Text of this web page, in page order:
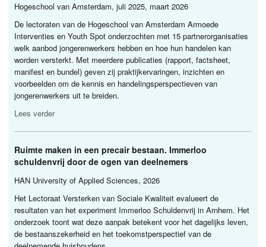
Hogeschool van Amsterdam, juli 2025, maart 2026
De lectoraten van de Hogeschool van Amsterdam Armoede
Interventies en Youth Spot onderzochten met 15 partnerorganisaties
welk aanbod jongerenwerkers hebben en hoe hun handelen kan
worden versterkt. Met meerdere publicaties (rapport, factsheet,
manifest en bundel) geven zij praktijkervaringen, inzichten en
voorbeelden om de kennis en handelingsperspectieven van
jongerenwerkers uit te breiden.
Lees verder
Ruimte maken in een precair bestaan. Immerloo
schuldenvrij door de ogen van deelnemers
HAN University of Applied Sciences, 2026
Het Lectoraat Versterken van Sociale Kwaliteit evalueert de
resultaten van het experiment Immerloo Schuldenvrij in Arnhem. Het
onderzoek toont wat deze aanpak betekent voor het dagelijks leven,
de bestaanszekerheid en het toekomstperspectief van de